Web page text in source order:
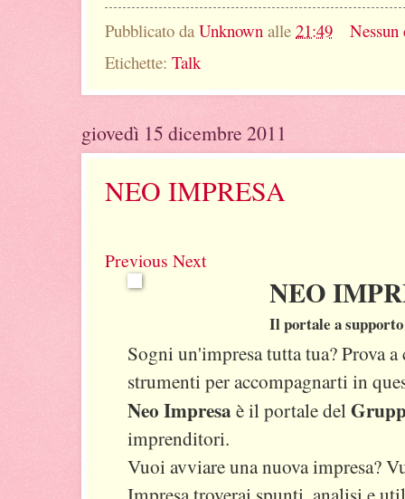
Pubblicato da Unknown alle 21:49
Etichette: Talk
giovedì 15 dicembre 2011
NEO IMPRESA
Previous Next
NEO
Il portale a
Sogni un'impresa tutta tua? Prova
strumenti per accompagnarti in
Neo Impresaè il portale del
imprenditori.
Vuoi avviare una nuova impresa?